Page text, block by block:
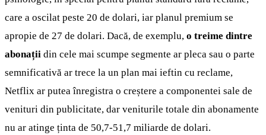
care a oscilat peste 20 de dolari, iar planul premium se
apropie de 27 de dolari. Dacă, de exemplu, o treime dintre
abonații din cele mai scumpe segmente ar pleca sau o parte
semnificativă ar trece la un plan mai ieftin cu reclame,
Netflix ar putea înregistra o creștere a componentei sale de
venituri din publicitate, dar veniturile totale din abonamente
nu ar atinge ținta de 50,7-51,7 miliarde de dolari.